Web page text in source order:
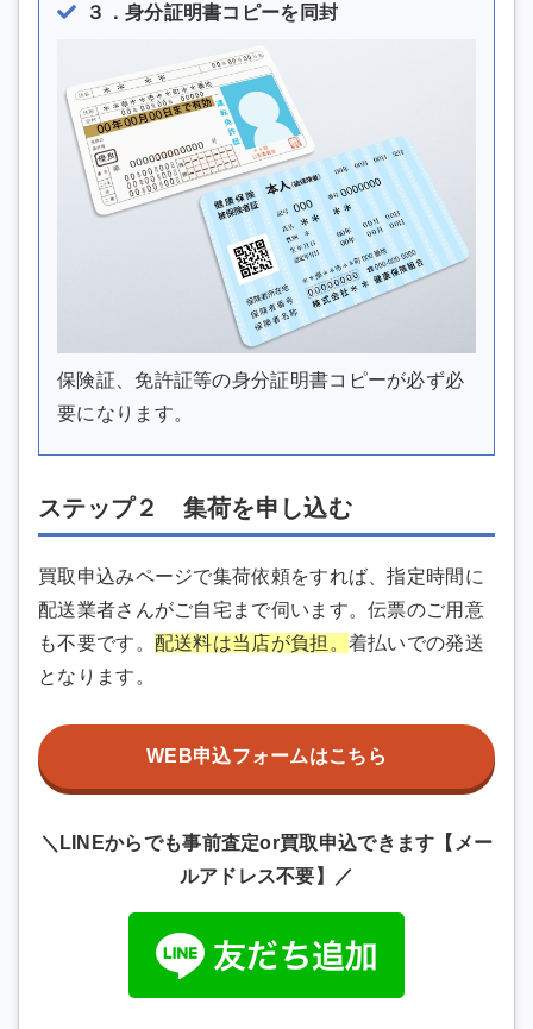
３．身分証明書コピーを同封
保険証、免許証等の身分証明書コピーが必ず必
要になります。
ステップ２ 集荷を申し込む
買取申込みページで集荷依頼をすれば、指定時間に
配送業者さんがご自宅まで伺います。伝票のご用意
も不要です。 配送料は当店が負担。 着払いでの発送
となります。
WEB申込フォームはこちら
＼LINEからでも事前査定or買取申込できます【メー
ルアドレス不要】／